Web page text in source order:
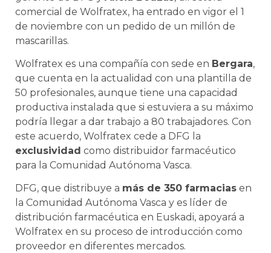
comercial de Wolfratex, ha entrado en vigor el 1
de noviembre con un pedido de un millón de
mascarillas.
Wolfratex es una compañía con sede en Bergara,
que cuenta en la actualidad con una plantilla de
50 profesionales, aunque tiene una capacidad
productiva instalada que si estuviera a su máximo
podría llegar a dar trabajo a 80 trabajadores. Con
este acuerdo, Wolfratex cede a DFG la
exclusividad como distribuidor farmacéutico
para la Comunidad Autónoma Vasca.
DFG, que distribuye a más de 350 farmacias en
la Comunidad Autónoma Vasca y es líder de
distribución farmacéutica en Euskadi, apoyará a
Wolfratex en su proceso de introducción como
proveedor en diferentes mercados.